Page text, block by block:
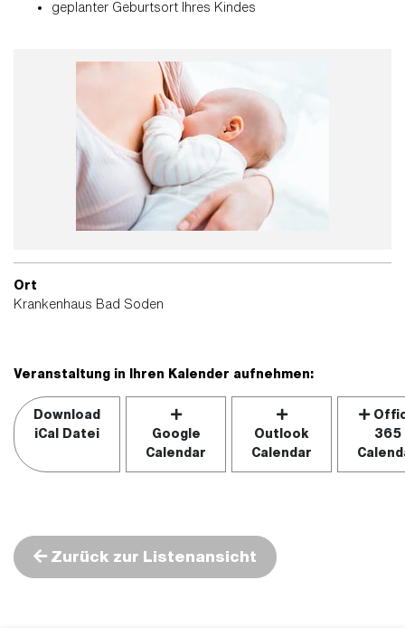
geplanter Geburtsort Ihres Kindes
Ort
Krankenhaus Bad Soden
Veranstaltung in Ihren Kalender aufnehmen:
Download
iCal Datei
Google
Calendar
Outlook
Calendar
365
Zurück zur Listenansicht